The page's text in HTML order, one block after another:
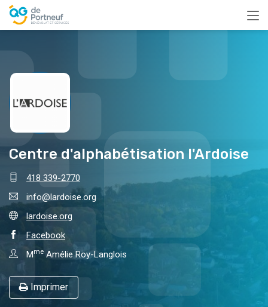
Centre d'alphabétisation l'Ardoise
418 339-2770
info@lardoise.org
lardoise.org
Facebook
Mme Amélie Roy-Langlois
Imprimer